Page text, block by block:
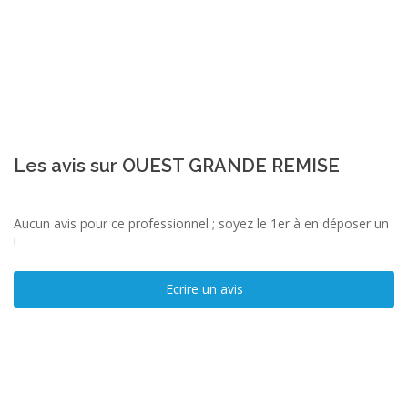
Les avis sur OUEST GRANDE REMISE
Aucun avis pour ce professionnel ; soyez le 1er à en déposer un
!
Ecrire un avis